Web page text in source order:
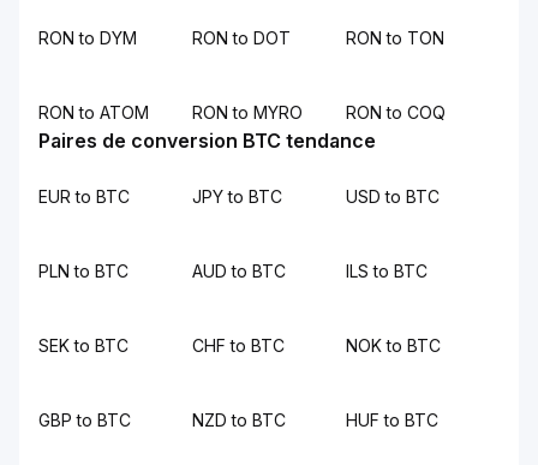
RON to DYM RON to DOT RON to TON
RON to ATOM RON to MYRO RON to COQ
Paires de conversion BTC tendance
EUR to BTC JPY to BTC USD to BTC
PLN to BTC AUD to BTC ILS to BTC
SEK to BTC CHF to BTC NOK to BTC
GBP to BTC NZD to BTC HUF to BTC